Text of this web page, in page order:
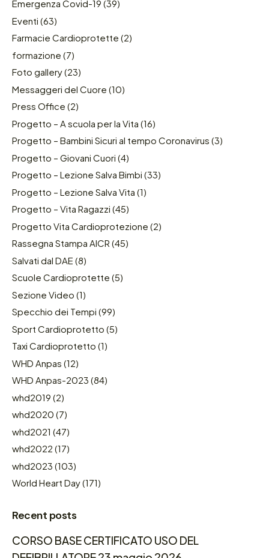
Emergenza Covid-19 (39)
Eventi (63)
Farmacie Cardioprotette (2)
formazione (7)
Foto gallery(23)
Messaggeri del Cuore (10)
Press Office (2)
Progetto – A scuola per la Vita (16)
Progetto – Bambini Sicuri al tempo Coronavirus (3)
Progetto – Giovani Cuori (4)
Progetto – Lezione Salva Bimbi (33)
Progetto – Lezione Salva Vita (1)
Progetto – Vita Ragazzi (45)
Progetto Vita Cardioprotezione (2)
Rassegna Stampa AICR (45)
Salvati dal DAE (8)
Scuole Cardioprotette (5)
Sezione Video (1)
Specchio dei Tempi (99)
Sport Cardioprotetto (5)
Taxi Cardioprotetto (1)
WHD Anpas (12)
WHD Anpas-2023 (84)
whd2019 (2)
whd2020 (7)
whd2021 (47)
whd2022 (17)
whd2023 (103)
World Heart Day(171)
Recent posts
CORSO BASE CERTIFICATO USO DEL